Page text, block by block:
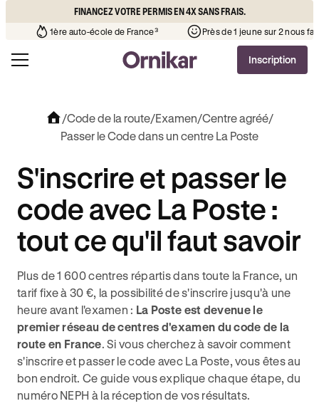
FINANCEZ VOTRE PERMIS EN 4X SANS FRAIS.
votre quartier¹ 1ère auto-école de France³ Près de 1
Inscription
/Code de la route/Examen/Centre agréé/
Passer le Code dans un centre La Poste
S'inscrire et passer le
code avec La Poste :
tout ce qu'il faut savoir
Plus de 1 600 centres répartis dans toute la France, un
tarif fixe à 30 €, la possibilité de s'inscrire jusqu'à une
heure avant l'examen : La Poste est devenue le
premier réseau de centres d'examen du code de la
route en France. Si vous cherchez à savoir comment
s'inscrire et passer le code avec La Poste, vous êtes au
bon endroit. Ce guide vous explique chaque étape, du
numéro NEPH à la réception de vos résultats.